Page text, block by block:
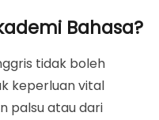
Bahasa?
tidak boleh
keperluan vital
palsu atau dari